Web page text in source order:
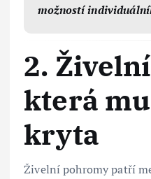
možností
2.
která
kryta
Živelní pohromy patří